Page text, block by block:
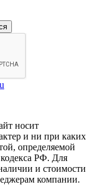
носит
и ни при каких
определяемой
РФ. Для
и стоимости
компании.